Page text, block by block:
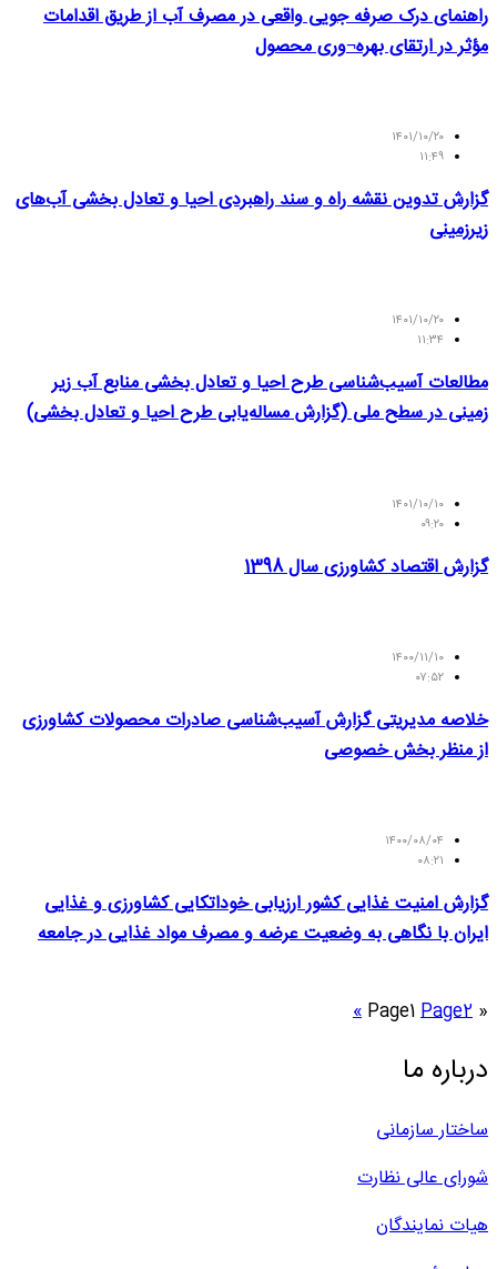
راهنمای درک صرفه جویی واقعی در مصرف آب از طریق اقدامات
مؤثر در ارتقای بهره¬وری محصول
۱۴۰۱/۱۰/۲۰
۱۱:۴۹
گزارش تدوین نقشه راه و سند راهبردی احیا و تعادل بخشی آب‌های
زیرزمینی
۱۴۰۱/۱۰/۲۰
۱۱:۳۴
مطالعات آسیب‌شناسی طرح احیا و تعادل بخشی منابع آب زیر
زمینی در سطح ملی (گزارش مساله‌یابی طرح احیا و تعادل بخشی)
۱۴۰۱/۱۰/۱۰
۰۹:۲۰
گزارش اقتصاد کشاورزی سال 1398
۱۴۰۰/۱۱/۱۰
۰۷:۵۲
خلاصه مدیریتی گزارش آسیب‌شناسی صادرات محصولات کشاورزی
از منظر بخش خصوصی
۱۴۰۰/۰۸/۰۴
۰۸:۲۱
گزارش امنیت غذایی کشور ارزیابی خوداتکایی کشاورزی و غذایی
ایران با نگاهی به وضعیت عرضه و مصرف مواد غذایی در جامعه
«
Page1Page2
»
درباره ما
ساختار سازمانی
شورای عالی نظارت
هیات نمایندگان